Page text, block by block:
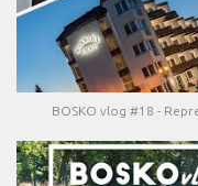
BOSKO vlog #18 -